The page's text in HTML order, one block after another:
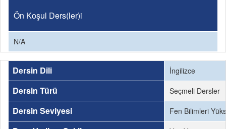
Ön Koşul Ders(ler)i
N/A
Dersin Dili İngilizce
Dersin Türü Seçmeli Dersler
Dersin Seviyesi Fen Bilimleri